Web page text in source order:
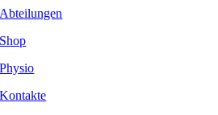
Abteilungen
Shop
Physio
Kontakte